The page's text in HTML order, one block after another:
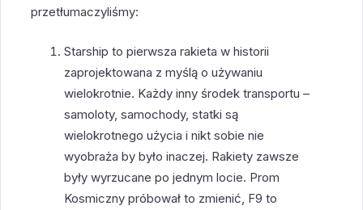
przetłumaczyliśmy:
Starship to pierwsza rakieta w historii
zaprojektowana z myślą o używaniu
wielokrotnie. Każdy inny środek transportu –
samoloty, samochody, statki są
wielokrotnego użycia i nikt sobie nie
wyobraża by było inaczej. Rakiety zawsze
były wyrzucane po jednym locie. Prom
Kosmiczny próbował to zmienić, F9 to